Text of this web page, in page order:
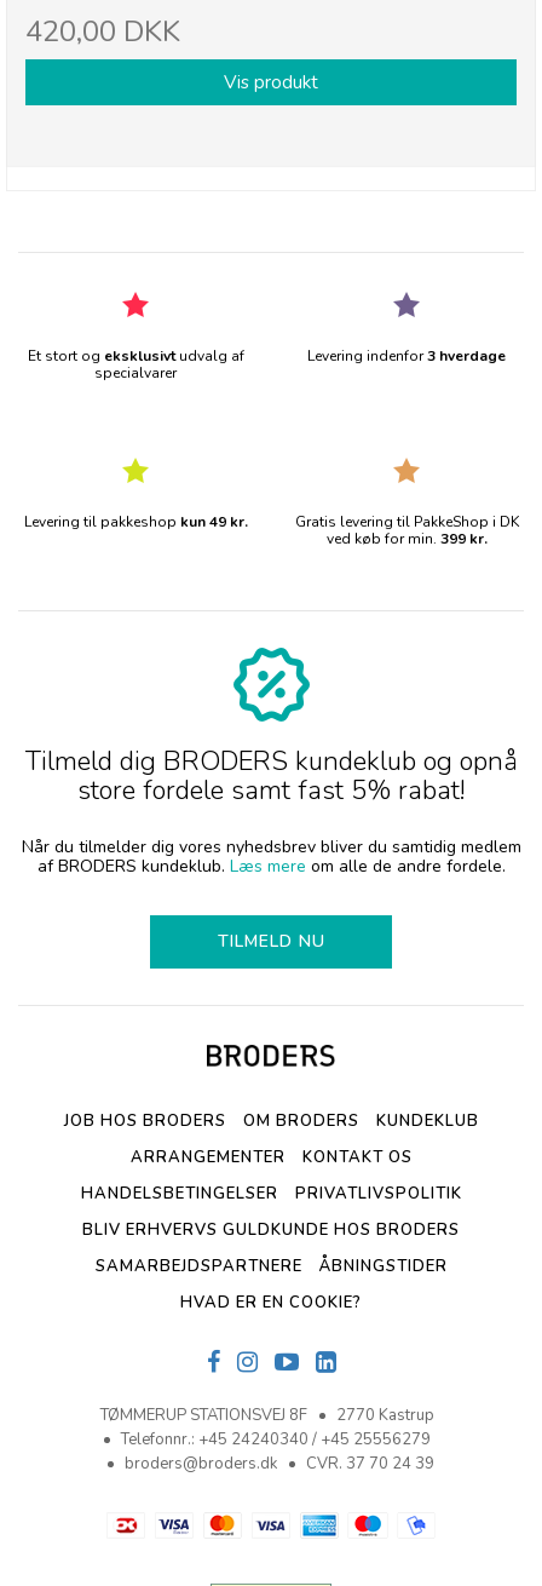
420,00 DKK
Vis produkt
Et stort og eksklusivtudvalg af
specialvarer
Levering indenfor3 hverdage
Levering til pakkeshop kun 49 kr.
Gratis levering til PakkeShop i DK
ved køb for min. 399 kr.
Tilmeld dig BRODERS kundeklub og opnå
store fordele samt fast 5% rabat!
Når du tilmelder dig vores nyhedsbrev bliver du samtidig medlem
af BRODERS kundeklub. Læs mere om alle de andre fordele.
TILMELD NU
JOB HOS BRODERS OM BRODERS
KUNDEKLUB
ARRANGEMENTER
KONTAKT OS
HANDELSBETINGELSER
PRIVATLIVSPOLITIK
BLIV ERHVERVS GULDKUNDE HOS BRODERS
SAMARBEJDSPARTNERE
ÅBNINGSTIDER
HVAD ER EN COOKIE?
TØMMERUP STATIONSVEJ 8F
2770 Kastrup
Telefonnr.: +45 24240340 / +45 25556279
broders@broders.dk
CVR. 37 70 24 39